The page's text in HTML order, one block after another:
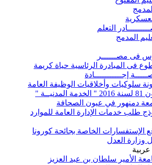
التعلم
المدمج
فى مصــــــر
فى المبادرة الرئاسية حياة كريمة
إجـــــــــــادة
سلوكيات وأخلاقيات الوظيفة العامة
المدنيــة "
دمنهور في عيون الصحافة
طلب خدمات الإدارة العامة للموارد
الإستفسارات الخاصة بجائحة كورونا
وزارة العدل
الأمير سلطان بن عبد العزيز